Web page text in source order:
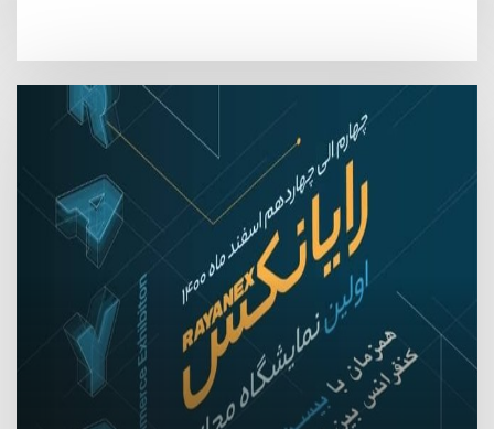
مراسم و رویدادها
32 استارتاپ
پوشاک